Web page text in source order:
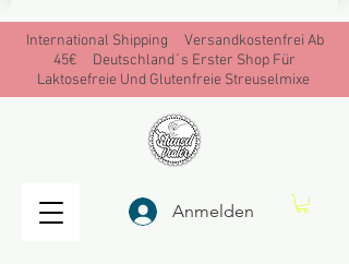
Anmelden
International Shipping Versandkostenfrei Ab
45€ Deutschland´s Erster Shop Für
Laktosefreie Und Glutenfreie Streuselmixe